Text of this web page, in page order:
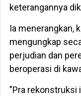
keterangannya
Ia menerangkan,
mengungkap
perjudian dan
beroperasi di
"Pra rekonstruksi